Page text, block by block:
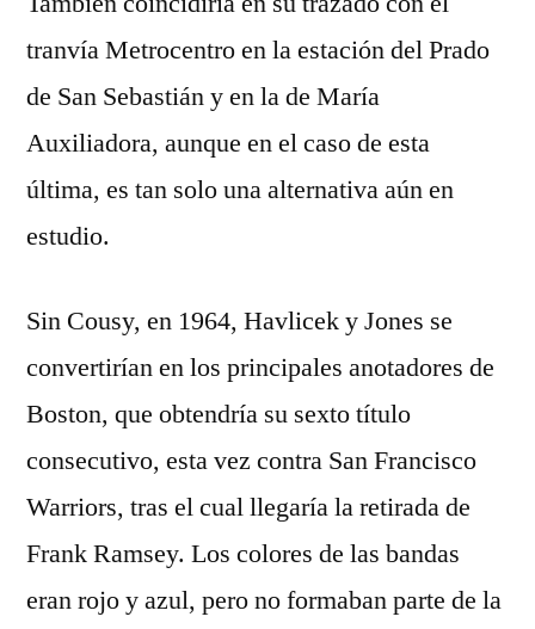
tranvía Metrocentro en la estación del Prado
de San Sebastián y en la de María
Auxiliadora, aunque en el caso de esta
última, es tan solo una alternativa aún en
estudio.
Sin Cousy, en 1964, Havlicek y Jones se
convertirían en los principales anotadores de
Boston, que obtendría su sexto título
consecutivo, esta vez contra San Francisco
Warriors, tras el cual llegaría la retirada de
Frank Ramsey. Los colores de las bandas
eran rojo y azul, pero no formaban parte de la